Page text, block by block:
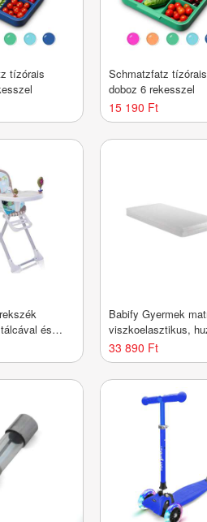
tízórais
Schmatzfatz tízórais
doboz 6 rekesszel
15 190 Ft
és
(max.
Babify Gyermek
viszkoelasztikus,
120 x 60 cm, fehér
33 890 Ft